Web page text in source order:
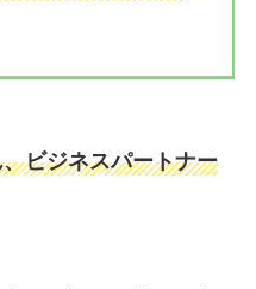
ビジネスパートナー